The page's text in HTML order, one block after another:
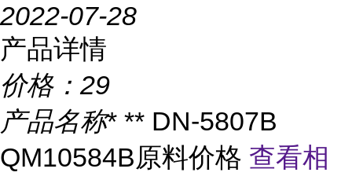
2022-07-28
产品详情
价格： 29
产品名称* ** DN-5807B
QM10584B原料价格 查看相